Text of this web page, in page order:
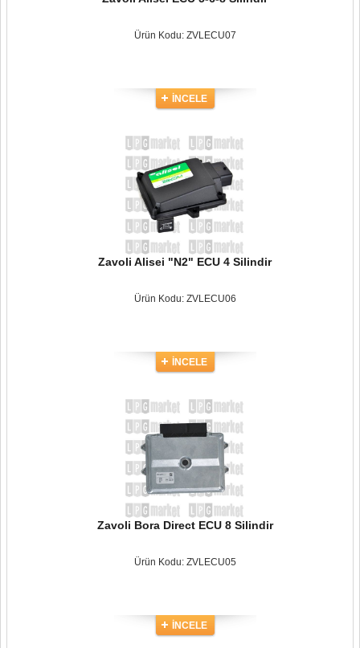
Ürün Kodu: ZVLECU07
İNCELE
Zavoli Alisei "N2" ECU 4 Silindir
Ürün Kodu: ZVLECU06
İNCELE
Zavoli Bora Direct ECU 8 Silindir
Ürün Kodu: ZVLECU05
İNCELE